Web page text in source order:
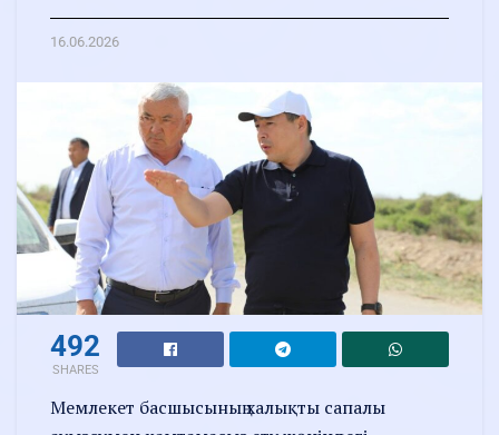
16.06.2026
492
SHARES
Мемлекет басшысының халықты сапалы